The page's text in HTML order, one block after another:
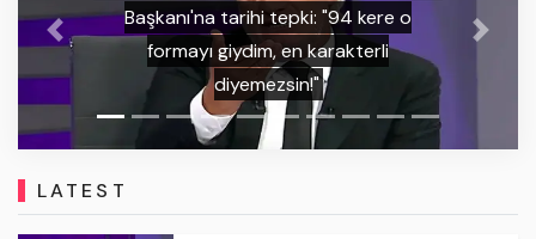
SON DAKİKA | İrfan Can Kahveci'den
Kosova'daki havai fişekli saldırıya tokat
gibi cevap: "Türk milletini tanıyamadılar!"
Previous Next
LATEST